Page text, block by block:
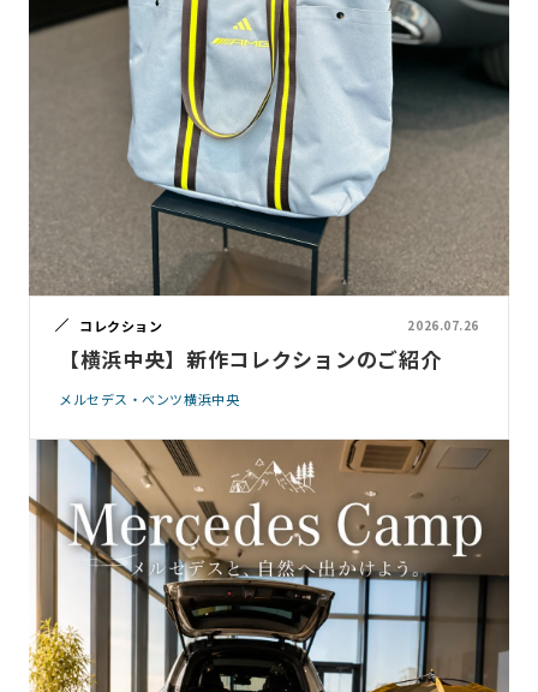
コレクション 2026.07.26
【横浜中央】新作コレクションのご紹介
メルセデス・ベンツ横浜中央